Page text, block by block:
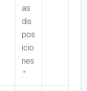
as
dis
pos
icio
nes
.”